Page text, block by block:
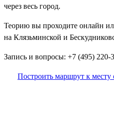
через весь город.
Теорию вы проходите онлайн
на Клязьминской и
Запись и вопросы: +7 (495) 220-
Построить маршрут к месту